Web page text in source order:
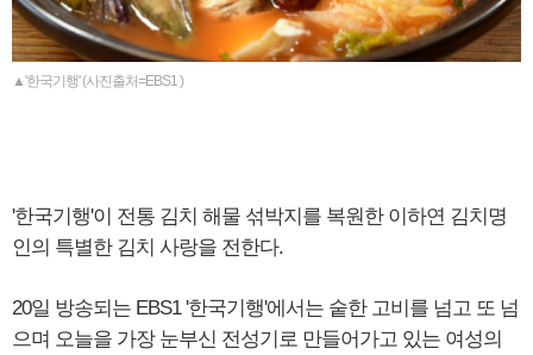
▲'한국기행' (사진출처=EBS1 )
'한국기행'이 전통 김치 해물 섞박지를 복원한 이하연 김치명
인의 특별한 김치 사랑을 전한다.
20일 방송되는 EBS1 '한국기행'에서는 숱한 고비를 넘고 또 넘
으며 오늘을 가장 눈부신 전성기로 만들어가고 있는 여성의